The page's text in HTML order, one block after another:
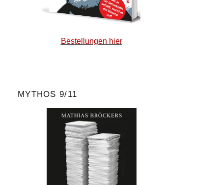
Bestellungen hier
MYTHOS 9/11